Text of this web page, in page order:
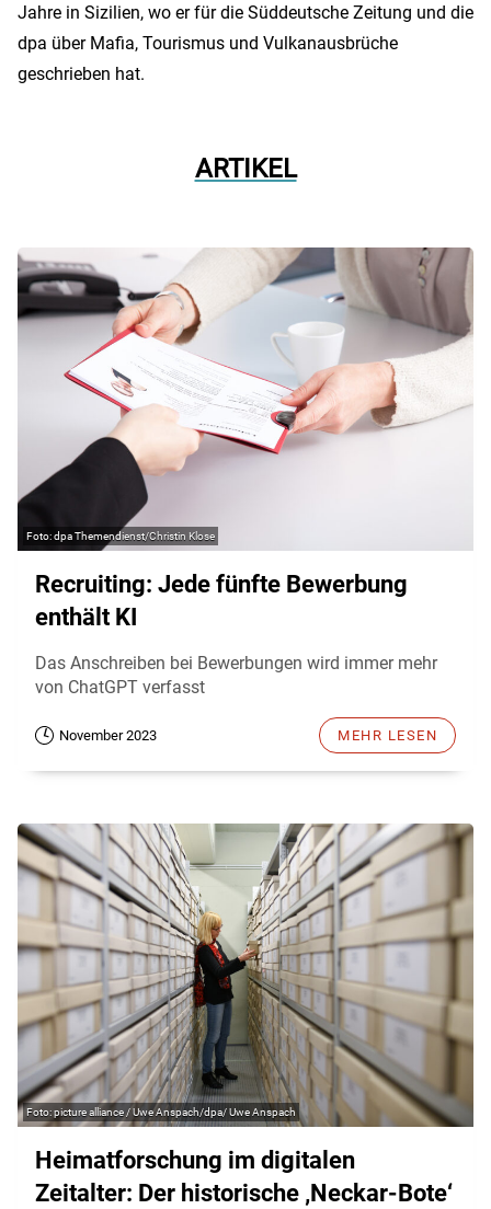
Jahre in Sizilien, wo er für die Süddeutsche Zeitung und die
dpa über Mafia, Tourismus und Vulkanausbrüche
geschrieben hat.
ARTIKEL
dpa Themendienst/Christin Klose
Recruiting: Jede fünfte Bewerbung
enthält KI
Das Anschreiben bei Bewerbungen wird immer mehr
von ChatGPT verfasst
November 2023 MEHR LESEN
picture alliance / Uwe Anspach/dpa/ Uwe Anspach
Heimatforschung im digitalen
Zeitalter: Der historische ‚Neckar-Bote‘